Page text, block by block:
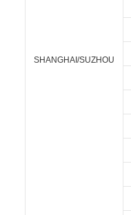
SHANGHAI/SUZHOU